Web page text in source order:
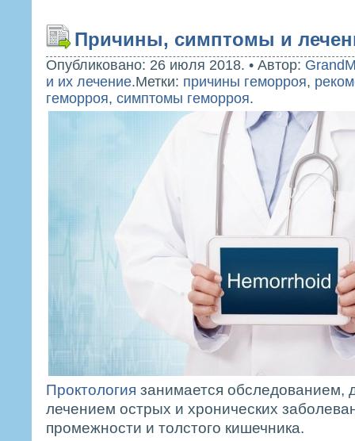
Причины, симптомы и
Опубликовано: 26 июля 2018. • Автор:
и их лечение.Метки: причины геморроя,
геморроя, симптомы геморроя.
Проктология занимается обследованием,
лечением острых и хронических
промежности и толстого кишечника.